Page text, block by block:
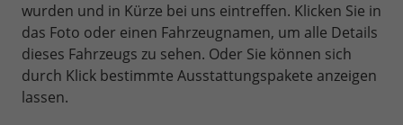
wurden und in Kürze bei uns eintreffen. Klicken Sie in
das Foto oder einen Fahrzeugnamen, um alle Details
dieses Fahrzeugs zu sehen. Oder Sie können sich
durch Klick bestimmte Ausstattungspakete anzeigen
lassen.